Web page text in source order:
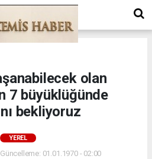
olan
7 büyüklüğünde
bekliyoruz
YEREL
01.01.1970 - 02:00